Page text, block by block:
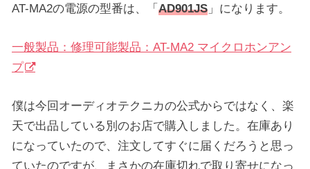
AT-MA2の電源の型番は、「 AD901JS 」になります。
一般製品：修理可能製品：AT-MA2 マイクロホンアン
プ
僕は今回オーディオテクニカの公式からではなく、楽
天で出品している別のお店で購入しました。在庫あり
になっていたので、注文してすぐに届くだろうと思っ
ていたのですが、まさかの在庫切れで取り寄せになっ